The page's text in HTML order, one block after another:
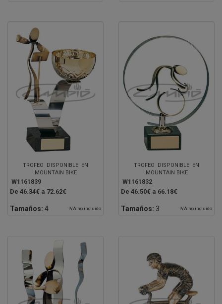
TROFEO DISPONIBLE EN
MOUNTAIN BIKE
W1161839
De 46.34€ a 72.62€
Tamaños: 4 IVA no incluido
TROFEO DISPONIBLE EN
MOUNTAIN BIKE
W1161832
De 46.50€ a 66.18€
Tamaños: 3 IVA no incluido